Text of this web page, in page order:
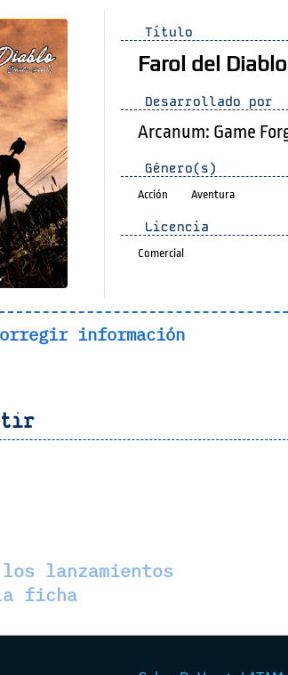
Título
Farol del
Desarrollado por
Arcanum: Game
Género(s)
Acción Aventura
Licencia
Comercial
información
lanzamientos
ficha